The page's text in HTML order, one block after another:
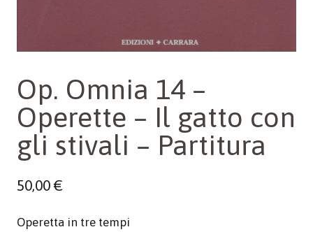
Op. Omnia 14 –
Operette – Il gatto con
gli stivali – Partitura
50,00€
Operetta in tre tempi